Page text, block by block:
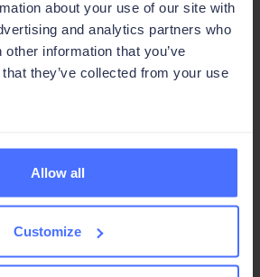
about your use of our site with
and analytics partners who
information that you’ve
they’ve collected from your use
Allow all
Customize
an den Maschinen, die
das Materialmanagement
Effektiv agiert somit ein MES
zwischen ERP
Dokumentenmanagement-